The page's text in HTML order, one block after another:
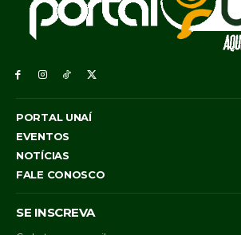
PORTAL UNAÍ
EVENTOS
NOTÍCIAS
FALE CONOSCO
SE INSCREVA